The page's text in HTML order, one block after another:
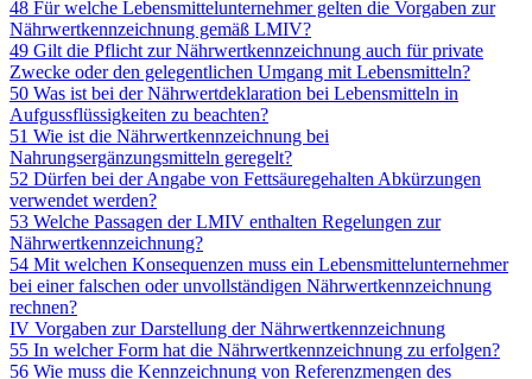
48 Für welche Lebensmittelunternehmer gelten die Vorgaben zur
Nährwertkennzeichnung gemäß LMIV?
49 Gilt die Pflicht zur Nährwertkennzeichnung auch für private
Zwecke oder den gelegentlichen Umgang mit Lebensmitteln?
50 Was ist bei der Nährwertdeklaration bei Lebensmitteln in
Aufgussflüssigkeiten zu beachten?
51 Wie ist die Nährwertkennzeichnung bei
Nahrungsergänzungsmitteln geregelt?
52 Dürfen bei der Angabe von Fettsäuregehalten Abkürzungen
verwendet werden?
53 Welche Passagen der LMIV enthalten Regelungen zur
Nährwertkennzeichnung?
54 Mit welchen Konsequenzen muss ein Lebensmittelunternehmer
bei einer falschen oder unvollständigen Nährwertkennzeichnung
rechnen?
IV Vorgaben zur Darstellung der Nährwertkennzeichnung
55 In welcher Form hat die Nährwertkennzeichnung zu erfolgen?
56 Wie muss die Kennzeichnung von Referenzmengen des